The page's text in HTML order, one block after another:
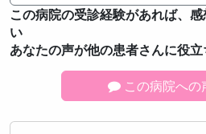
この病院の受診経験があれば、
い
あなたの声が他の患者さんに役
この病院への